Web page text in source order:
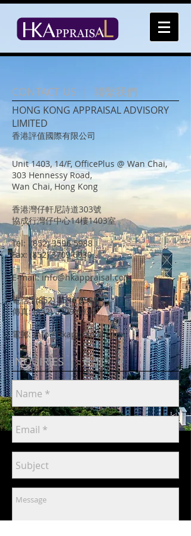
CONTACT US | 聯繫我們
HONG KONG APPRAISAL ADVISORY
LIMITED
香港評值國際有限公司
Unit 1403, 14/F, OfficePlus @ Wan Chai,
303 Hennessy Road,
Wan Chai, Hong Kong
香港灣仔軒尼詩道303號
協成行灣仔中心14樓1403室
Tel:(852) 3596 5988
Fax:(852) 3709 6930
E-mail:info@hkappraisal.com
電話:(852) 3596 5988
傳真:(852) 3709 6930
電郵:info@hkappraisal.com
INQUIRIES | 查詢